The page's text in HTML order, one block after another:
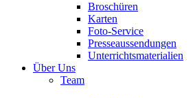
Broschüren
Karten
Foto-Service
Presseaussendungen
Unterrichtsmaterialien
Über Uns
Team